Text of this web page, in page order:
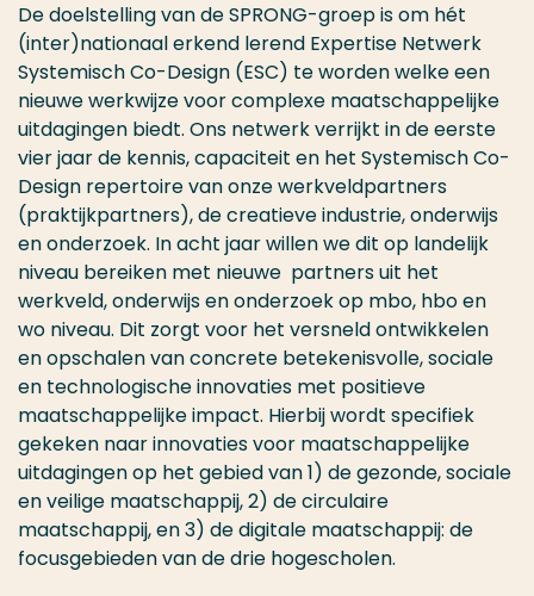
De doelstelling van de SPRONG-groep is om hét
(inter)nationaal erkend lerend Expertise Netwerk
Systemisch Co-Design (ESC) te worden welke een
nieuwe werkwijze voor complexe maatschappelijke
uitdagingen biedt. Ons netwerk verrijkt in de eerste
vier jaar de kennis, capaciteit en het Systemisch Co-
Design repertoire van onze werkveldpartners
(praktijkpartners), de creatieve industrie, onderwijs
en onderzoek. In acht jaar willen we dit op landelijk
niveau bereiken met nieuwe partners uit het
werkveld, onderwijs en onderzoek op mbo, hbo en
wo niveau. Dit zorgt voor het versneld ontwikkelen
en opschalen van concrete betekenisvolle, sociale
en technologische innovaties met positieve
maatschappelijke impact. Hierbij wordt specifiek
gekeken naar innovaties voor maatschappelijke
uitdagingen op het gebied van 1) de gezonde, sociale
en veilige maatschappij, 2) de circulaire
maatschappij, en 3) de digitale maatschappij: de
focusgebieden van de drie hogescholen.